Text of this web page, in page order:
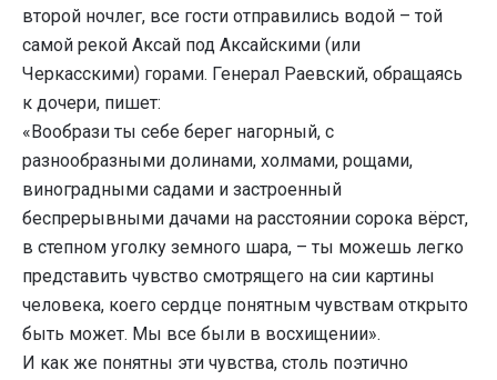
второй ночлег, все гости отправились водой – той
самой рекой Аксай под Аксайскими (или
Черкасскими) горами. Генерал Раевский, обращаясь
к дочери, пишет:
«Вообрази ты себе берег нагорный, с
разнообразными долинами, холмами, рощами,
виноградными садами и застроенный
беспрерывными дачами на расстоянии сорока вёрст,
в степном уголку земного шара, – ты можешь легко
представить чувство смотрящего на сии картины
человека, коего сердце понятным чувствам открыто
быть может. Мы все были в восхищении».
И как же понятны эти чувства, столь поэтично